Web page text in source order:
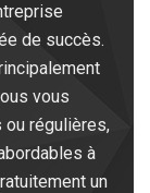
de succès.
vous
régulières,
à
un